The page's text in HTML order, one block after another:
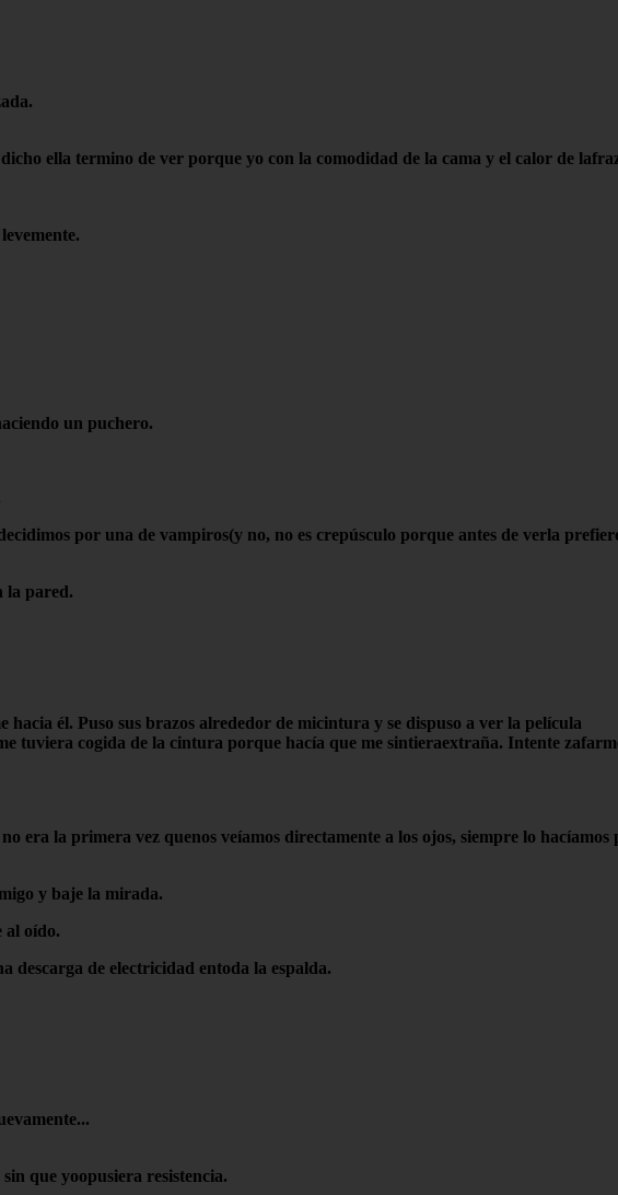
ella termino de ver porque yo con la comodidad de la cama y el calor de
un puchero.
por una de vampiros(y no, no es crepúsculo porque antes de verla
la pared.
hacia él. Puso sus brazos alrededor de micintura y se dispuso a ver la película
tuviera cogida de la cintura porque hacía que me sintieraextraña. Intente
era la primera vez quenos veíamos directamente a los ojos, siempre lo
y baje la mirada.
al oído.
descarga de electricidad entoda la espalda.
que yoopusiera resistencia.